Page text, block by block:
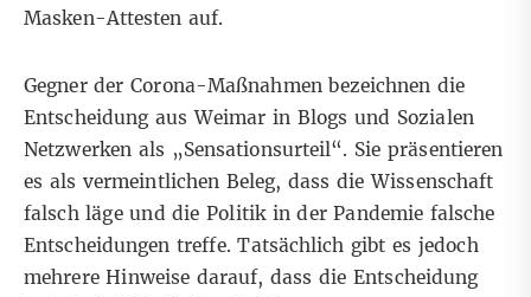
Masken-Attesten auf.
Gegner der Corona-Maßnahmen bezeichnen die
Entscheidung aus Weimar in Blogs und Sozialen
Netzwerken als „Sensationsurteil“. Sie präsentieren
es als vermeintlichen Beleg, dass die Wissenschaft
falsch läge und die Politik in der Pandemie falsche
Entscheidungen treffe. Tatsächlich gibt es jedoch
mehrere Hinweise darauf, dass die Entscheidung